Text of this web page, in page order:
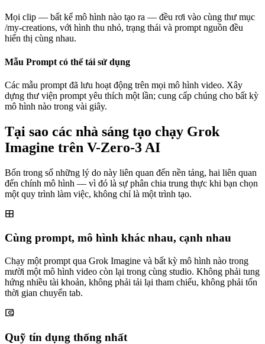
Mọi clip — bất kể mô hình nào tạo ra — đều rơi vào cùng thư mục
/my-creations, với hình thu nhỏ, trạng thái và prompt nguồn đều
hiển thị cùng nhau.
Mẫu Prompt có thể tái sử dụng
Các mẫu prompt đã lưu hoạt động trên mọi mô hình video. Xây
dựng thư viện prompt yêu thích một lần; cung cấp chúng cho bất kỳ
mô hình nào trong vài giây.
Tại sao các nhà sáng tạo chạy Grok
Imagine trên V-Zero-3 AI
Bốn trong số những lý do này liên quan đến nền tảng, hai liên quan
đến chính mô hình — vì đó là sự phân chia trung thực khi bạn chọn
một quy trình làm việc, không chỉ là một trình tạo.
Cùng prompt, mô hình khác nhau, cạnh nhau
Chạy một prompt qua Grok Imagine và bất kỳ mô hình nào trong
mười một mô hình video còn lại trong cùng studio. Không phải tung
hứng nhiều tài khoản, không phải tải lại tham chiếu, không phải tốn
thời gian chuyển tab.
Quỹ tín dụng thống nhất